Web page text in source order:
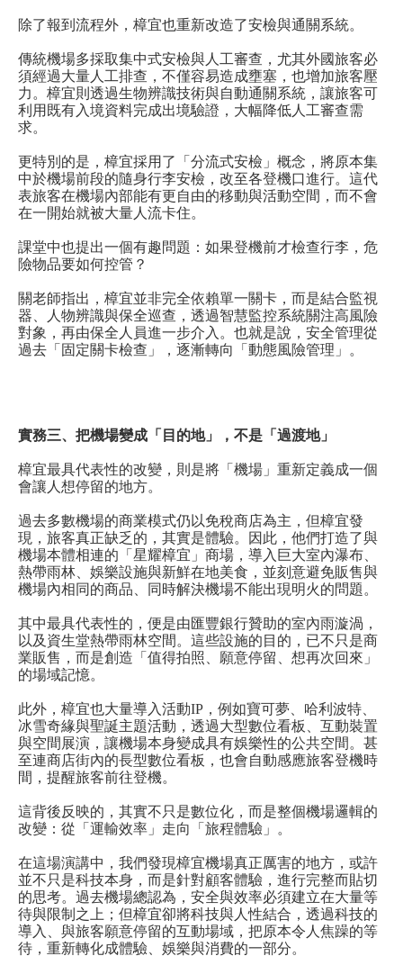
除了報到流程外，樟宜也重新改造了安檢與通關系統。
傳統機場多採取集中式安檢與人工審查，尤其外國旅客必
須經過大量人工排查，不僅容易造成壅塞，也增加旅客壓
力。樟宜則透過生物辨識技術與自動通關系統，讓旅客可
利用既有入境資料完成出境驗證，大幅降低人工審查需
求。
更特別的是，樟宜採用了「分流式安檢」概念，將原本集
中於機場前段的隨身行李安檢，改至各登機口進行。這代
表旅客在機場內部能有更自由的移動與活動空間，而不會
在一開始就被大量人流卡住。
課堂中也提出一個有趣問題：如果登機前才檢查行李，危
險物品要如何控管？
關老師指出，樟宜並非完全依賴單一關卡，而是結合監視
器、人物辨識與保全巡查，透過智慧監控系統關注高風險
對象，再由保全人員進一步介入。也就是說，安全管理從
過去「固定關卡檢查」，逐漸轉向「動態風險管理」。
實務三、把機場變成「目的地」，不是「過渡地」
樟宜最具代表性的改變，則是將「機場」重新定義成一個
會讓人想停留的地方。
過去多數機場的商業模式仍以免稅商店為主，但樟宜發
現，旅客真正缺乏的，其實是體驗。因此，他們打造了與
機場本體相連的「星耀樟宜」商場，導入巨大室內瀑布、
熱帶雨林、娛樂設施與新鮮在地美食，並刻意避免販售與
機場內相同的商品、同時解決機場不能出現明火的問題。
其中最具代表性的，便是由匯豐銀行贊助的室內雨漩渦，
以及資生堂熱帶雨林空間。這些設施的目的，已不只是商
業販售，而是創造「值得拍照、願意停留、想再次回來」
的場域記憶。
此外，樟宜也大量導入活動IP，例如寶可夢、哈利波特、
冰雪奇緣與聖誕主題活動，透過大型數位看板、互動裝置
與空間展演，讓機場本身變成具有娛樂性的公共空間。甚
至連商店街內的長型數位看板，也會自動感應旅客登機時
間，提醒旅客前往登機。
這背後反映的，其實不只是數位化，而是整個機場邏輯的
改變：從「運輸效率」走向「旅程體驗」。
在這場演講中，我們發現樟宜機場真正厲害的地方，或許
並不只是科技本身，而是針對顧客體驗，進行完整而貼切
的思考。過去機場總認為，安全與效率必須建立在大量等
待與限制之上；但樟宜卻將科技與人性結合，透過科技的
導入、與旅客願意停留的互動場域，把原本令人焦躁的等
待，重新轉化成體驗、娛樂與消費的一部分。